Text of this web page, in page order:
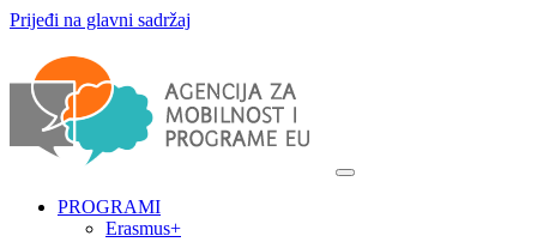
Prijeđi na glavni sadržaj
PROGRAMI
Erasmus+